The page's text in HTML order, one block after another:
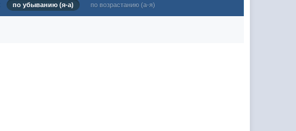
по убыванию (я-а) по возрастанию (а-я)